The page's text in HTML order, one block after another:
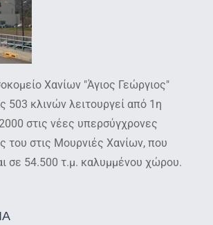
Χανίων "Άγιος Γεώργιος"
503 κλινών λειτουργεί από 1η
στις νέες υπερσύγχρονες
του στις Μουρνιές Χανίων, που
σε 54.500 τ.μ. καλυμμένου χώρου.